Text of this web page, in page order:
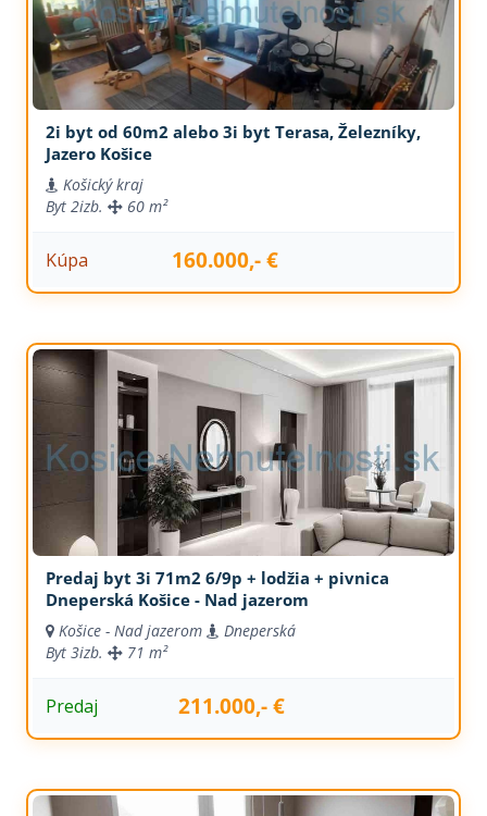
2i byt od 60m2 alebo 3i byt Terasa, Železníky,
Jazero Košice
Košický kraj
Byt 2izb. 60 m²
Kúpa 160.000,- €
Predaj byt 3i 71m2 6/9p + lodžia + pivnica
Dneperská Košice - Nad jazerom
Košice - Nad jazerom
Dneperská
Byt 3izb. 71 m²
Predaj 211.000,- €